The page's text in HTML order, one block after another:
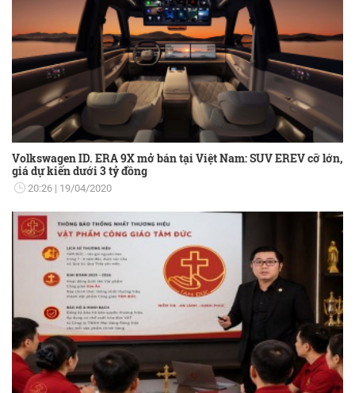
Volkswagen ID. ERA 9X mở bán tại Việt Nam: SUV EREV cỡ lớn,
giá dự kiến dưới 3 tỷ đồng
20:26 19/04/2020